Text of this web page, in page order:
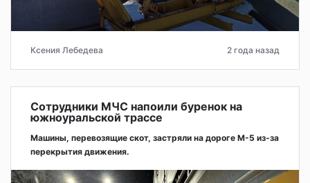
Ксения Лебедева 2 года назад
Сотрудники МЧС напоили буренок на
южноуральской трассе
Машины, перевозящие скот, застряли на дороге М-5 из-за
перекрытия движения.